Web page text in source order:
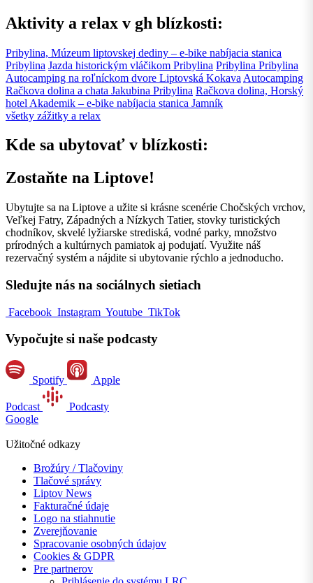
Aktivity a relax v gh blízkosti:
Pribylina, Múzeum liptovskej dediny – e-bike nabíjacia stanica
Pribylina Jazda historickým vláčikom Pribylina Pribylina Pribylina
Autocamping na roľníckom dvore Liptovská Kokava Autocamping
Račkova dolina a chata Jakubina Pribylina Račkova dolina, Horský
hotel Akademik – e-bike nabíjacia stanica Jamník
všetky zážitky a relax
Kde sa ubytovať v blízkosti:
Zostaňte na Liptove!
Ubytujte sa na Liptove a užite si krásne scenérie Chočských vrchov,
Veľkej Fatry, Západných a Nízkych Tatier, stovky turistických
chodníkov, skvelé lyžiarske strediská, vodné parky, množstvo
prírodných a kultúrnych pamiatok aj podujatí. Využite náš
rezervačný systém a nájdite si ubytovanie rýchlo a jednoducho.
Sledujte nás na sociálnych sietiach
Facebook Instagram Youtube TikTok
Vypočujte si naše podcasty
Spotify Apple
Podcast
Podcasty
Google
Užitočné odkazy
Brožúry / Tlačoviny
Tlačové správy
Liptov News
Fakturačné údaje
Logo na stiahnutie
Zverejňovanie
Spracovanie osobných údajov
Cookies & GDPR
Pre partnerov